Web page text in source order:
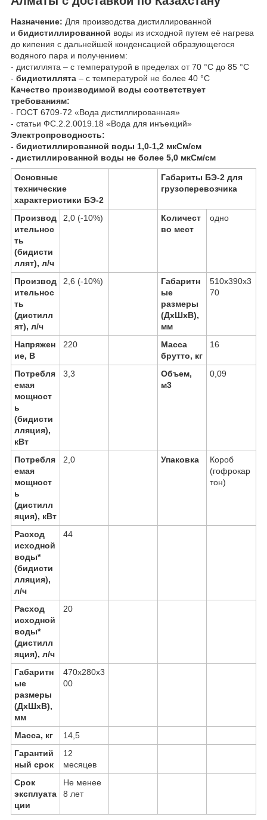
Назначение: Для производства дистиллированной
и бидистиллированной воды из исходной путем её нагрева
до кипения с дальнейшей конденсацией образующегося
водяного пара и получением:
- дистиллята – с температурой в пределах от 70 °С до 85 °С
- бидистиллята – с температурой не более 40 °С
Качество производимой воды соответствует
требованиям:
- ГОСТ 6709-72 «Вода дистиллированная»
- статьи ФС.2.2.0019.18 «Вода для инъекций»
Электропроводность:
- бидистиллированной воды 1,0-1,2 мкСм/см
- дистиллированной воды не более 5,0 мкСм/см
Основные
технические
характеристики БЭ-2
Габариты БЭ-2 для
грузоперевозчика
Производ
ительнос
ть
(бидисти
ллят), л/ч
2,0 (-10%)
Количест
во мест
одно
Производ
ительнос
ть
(дистилл
ят), л/ч
2,6 (-10%)
Габаритн
ые
размеры
(ДхШхВ),
мм
510х390х3
70
Напряжен
ие, В
220
Масса
брутто, кг
16
Потребля
емая
мощност
ь
(бидисти
лляция),
кВт
3,3
Объем,
м3
0,09
Потребля
емая
мощност
ь
(дистилл
яция), кВт
2,0 Упаковка
Короб
(гофрокар
тон)
Расход
исходной
воды*
(бидисти
лляция),
л/ч
44
Расход
исходной
воды*
(дистилл
яция), л/ч
20
Габаритн
ые
размеры
(ДхШхВ),
мм
470х280х3
00
Масса, кг
14,5
Гарантий
ный срок
12
месяцев
Срок
эксплуата
ции
Не менее
8 лет